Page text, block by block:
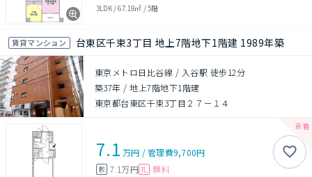
3LDK/67.18㎡ /5階
賃貸マンション 台東区千束3丁目 地上7階地下1階建 1989年築
東京メトロ日比谷線 / 入谷駅 徒歩12分
築37年 /地上7階地下1階建
東京都台東区千束3丁目２７－１４
7.1 万円 /管理費9,700円
敷 7.1万円 礼 無料